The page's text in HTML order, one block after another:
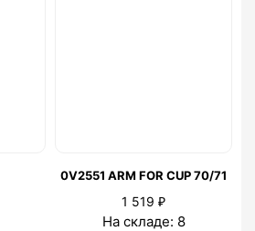
0V2551 ARM FOR CUP 70/71
1 519 ₽
На складе: 8